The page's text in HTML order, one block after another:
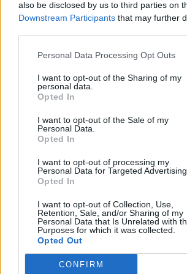
also be disclosed by us to third parties on
Downstream Participants that may further
Personal Data Processing Opt Outs
I want to opt-out of the Sharing of my
personal data.
Opted In
I want to opt-out of the Sale of my
Personal Data.
Opted In
I want to opt-out of processing my
Personal Data for Targeted Advertising.
Opted In
I want to opt-out of Collection, Use,
Retention, Sale, and/or Sharing of my
Personal Data that Is Unrelated with
Purposes for which it was collected.
Opted Out
CONFIRM
München csak most
Debrecent: elindult a
Elektromos
8500-an rendeltek
Škoda Peaq gyártása
Elektromos
villanyautó-aránya –
átrendeződött a